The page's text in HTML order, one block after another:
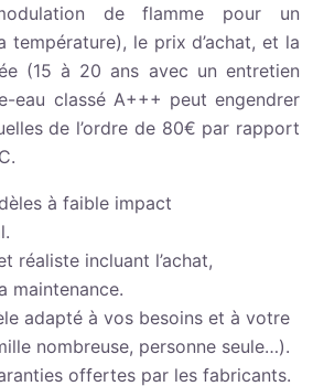
de flamme pour un
température), le prix d’achat, et la
(15 à 20 ans avec un entretien
eau classé A+++ peut engendrer
de l’ordre de 80€ par rapport
à faible impact
réaliste incluant l’achat,
maintenance.
adapté à vos besoins et à votre
nombreuse, personne seule…).
offertes par les fabricants.